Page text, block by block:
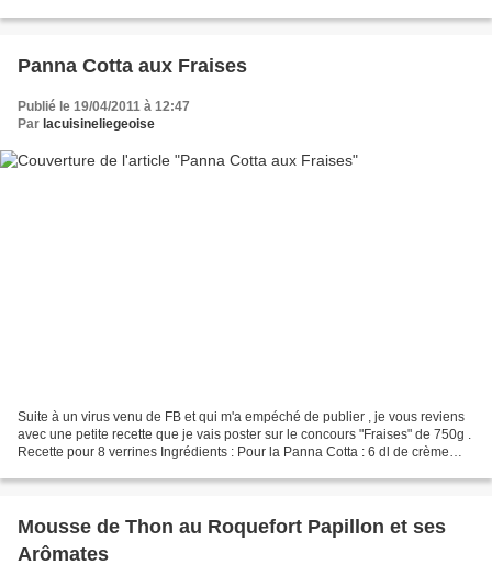
Panna Cotta aux Fraises
Publié le 19/04/2011 à 12:47
Par lacuisineliegeoise
Suite à un virus venu de FB et qui m'a empéché de publier , je vous reviens
avec une petite recette que je vais poster sur le concours "Fraises" de 750g .
Recette pour 8 verrines Ingrédients : Pour la Panna Cotta : 6 dl de crème
Mousse de Thon au Roquefort Papillon et ses
Arômates